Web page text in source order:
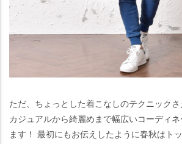
ただ、ちょっとした着こなしのテクニックさ
カジュアルから綺麗めまで幅広いコーディ
ます！ 最初にもお伝えしたように春秋はト